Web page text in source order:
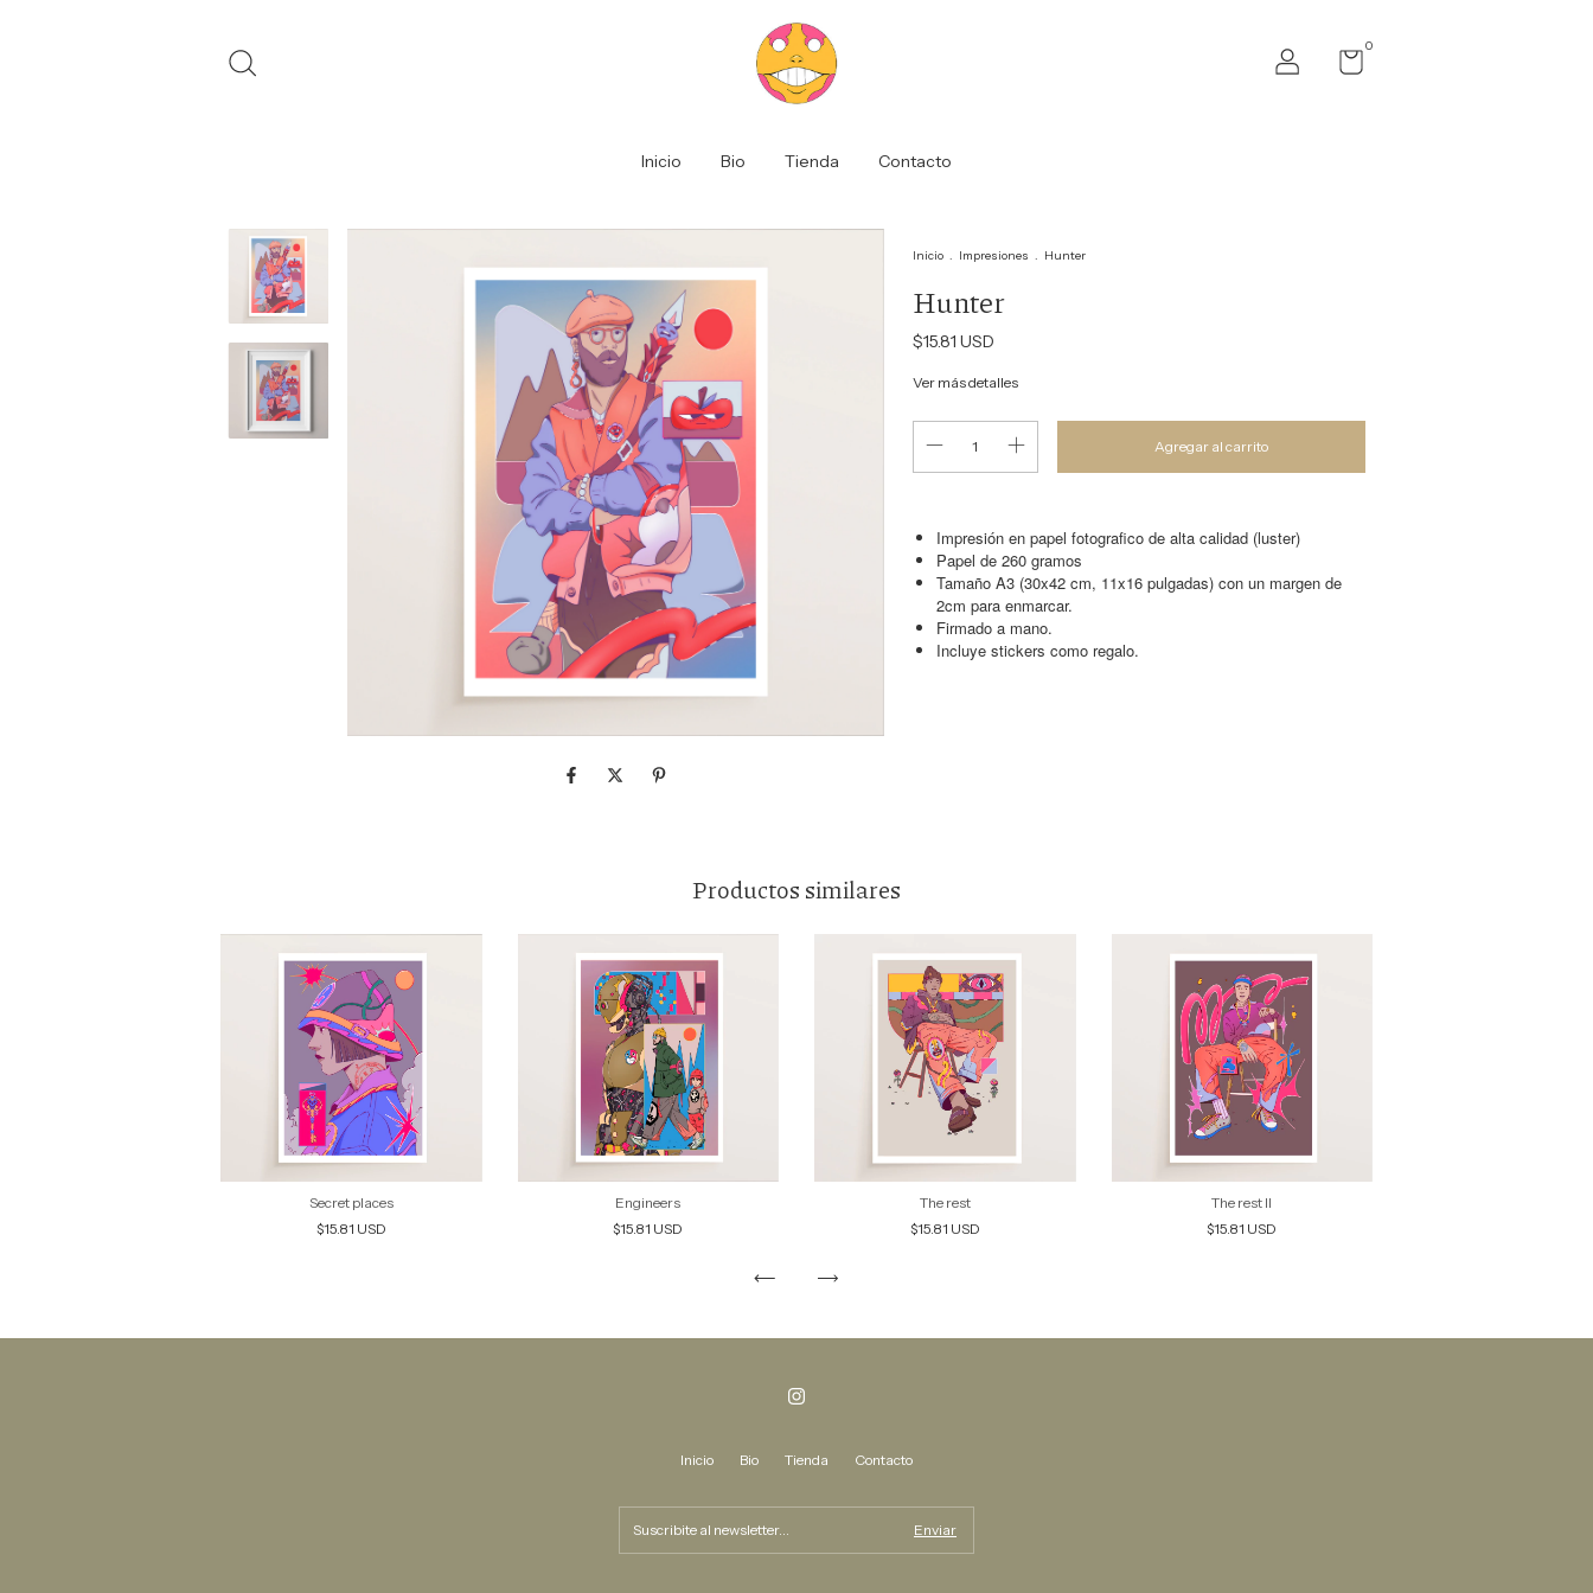
0
Inicio Bio Tienda Contacto
Inicio . Impresiones . Hunter
Hunter
$15.81 USD
Ver más detalles
Impresión en papel fotografico de alta calidad (luster)
Papel de 260 gramos
Tamaño A3 (30x42 cm, 11x16 pulgadas) con un margen de
2cm para enmarcar.
Firmado a mano.
Incluye stickers como regalo.
Productos similares
Secret places
$15.81 USD
Engineers
$15.81 USD
The rest
$15.81 USD
The rest II
$15.81 USD
Inicio Bio Tienda Contacto